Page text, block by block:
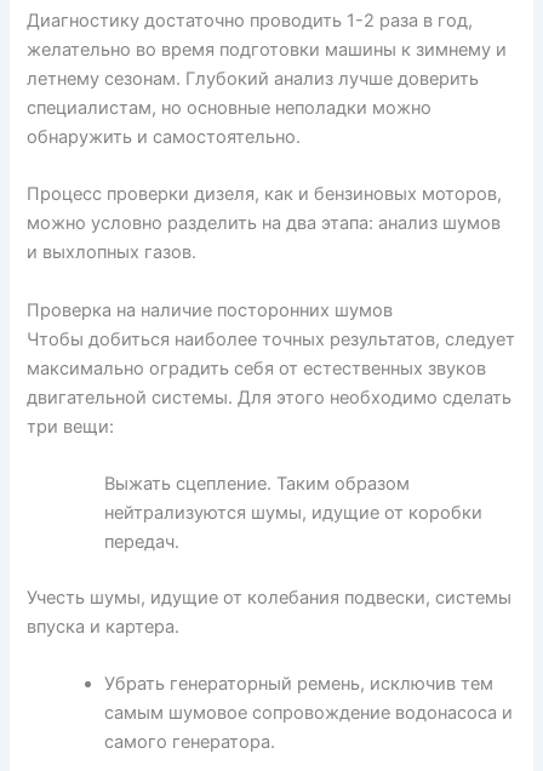
Диагностику достаточно проводить 1-2 раза в год,
желательно во время подготовки машины к зимнему и
летнему сезонам. Глубокий анализ лучше доверить
специалистам, но основные неполадки можно
обнаружить и самостоятельно.
Процесс проверки дизеля, как и бензиновых моторов,
можно условно разделить на два этапа: анализ шумов
и выхлопных газов.
Проверка на наличие посторонних шумов
Чтобы добиться наиболее точных результатов, следует
максимально оградить себя от естественных звуков
двигательной системы. Для этого необходимо сделать
три вещи:
Выжать сцепление. Таким образом
нейтрализуются шумы, идущие от коробки
передач.
Учесть шумы, идущие от колебания подвески, системы
впуска и картера.
Убрать генераторный ремень, исключив тем
самым шумовое сопровождение водонасоса и
самого генератора.